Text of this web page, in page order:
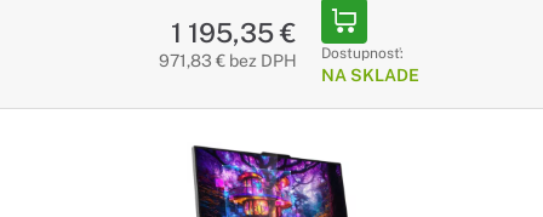
Na prácu aj na doma
okrajov a viacdotykové ovládanie. Vďaka tomu je ideálny pre
1 195,35 €
971,83 € bez DPH Dostupnosť:
NA SKLADE